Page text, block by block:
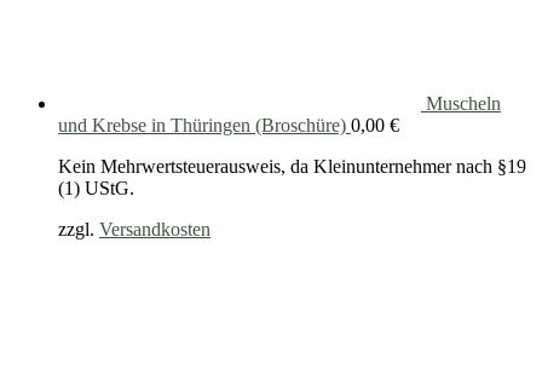
Muscheln
und Krebse in Thüringen (Broschüre) 0,00 €
Kein Mehrwertsteuerausweis, da Kleinunternehmer nach §19
(1) UStG.
zzgl. Versandkosten